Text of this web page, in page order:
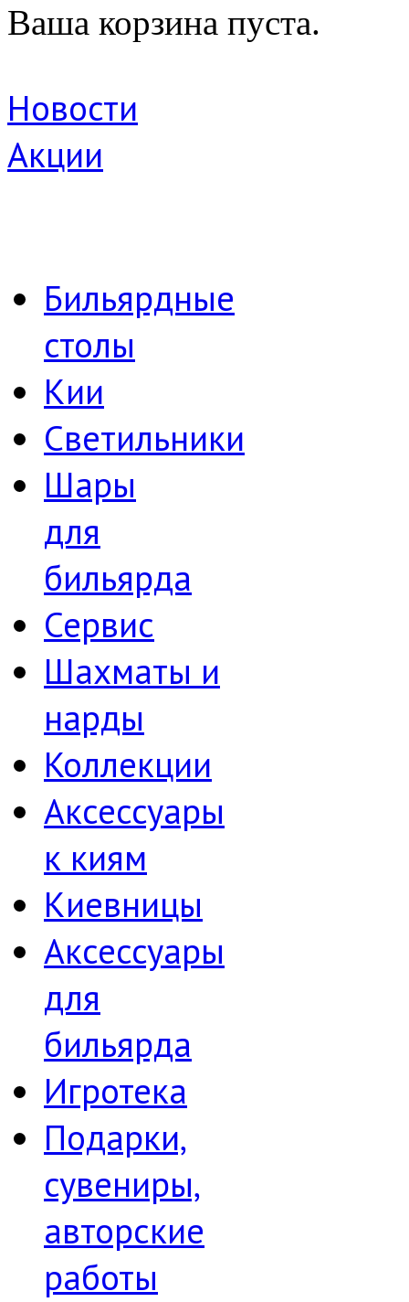
Ваша корзина пуста.
Новости
Акции
Бильярдные
столы
Кии
Светильники
Шары
для
бильярда
Сервис
Шахматы и
нарды
Коллекции
Аксессуары
к киям
Киевницы
Аксессуары
для
бильярда
Игротека
Подарки,
сувениры,
авторские
работы